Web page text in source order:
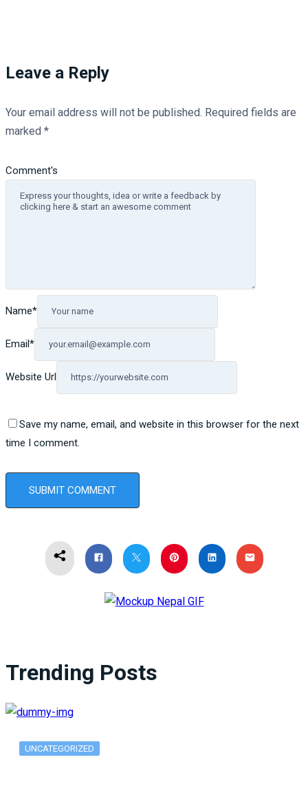
Leave a Reply
Your email address will not be published. Required fields are
marked *
Comment's
Name*
Email*
Website Url
Save my name, email, and website in this browser for the next
time I comment.
Trending Posts
UNCATEGORIZED